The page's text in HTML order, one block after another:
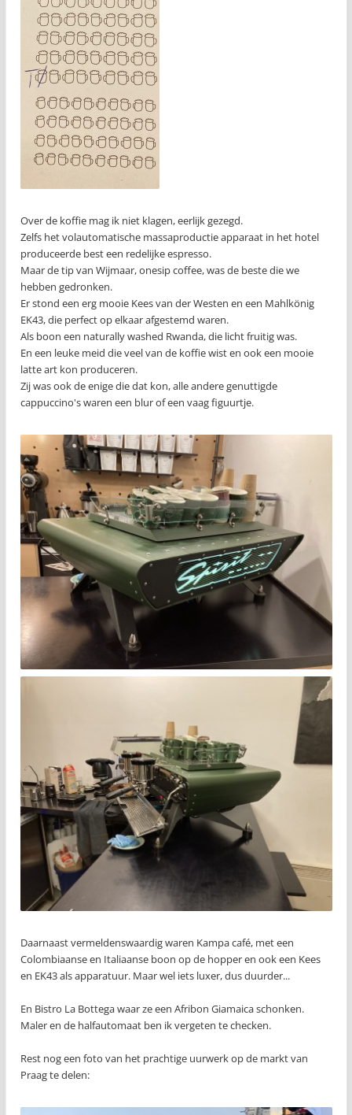
Over de koffie mag ik niet klagen, eerlijk gezegd.
Zelfs het volautomatische massaproductie apparaat in het hotel
produceerde best een redelijke espresso.
Maar de tip van Wijmaar, onesip coffee, was de beste die we
hebben gedronken.
Er stond een erg mooie Kees van der Westen en een Mahlkönig
EK43, die perfect op elkaar afgestemd waren.
Als boon een naturally washed Rwanda, die licht fruitig was.
En een leuke meid die veel van de koffie wist en ook een mooie
latte art kon produceren.
Zij was ook de enige die dat kon, alle andere genuttigde
cappuccino's waren een blur of een vaag figuurtje.
Daarnaast vermeldenswaardig waren Kampa café, met een
Colombiaanse en Italiaanse boon op de hopper en ook een Kees
en EK43 als apparatuur. Maar wel iets luxer, dus duurder...
En Bistro La Bottega waar ze een Afribon Giamaica schonken.
Maler en de halfautomaat ben ik vergeten te checken.
Rest nog een foto van het prachtige uurwerk op de markt van
Praag te delen: